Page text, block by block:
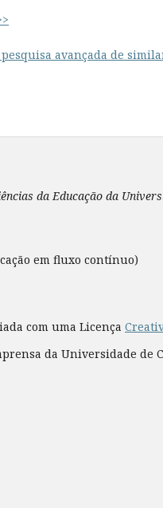
avançada de
da Educação da
em fluxo contínuo)
com uma Licença
da Universidade de